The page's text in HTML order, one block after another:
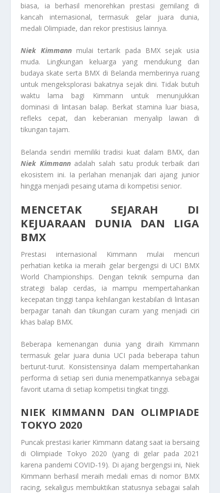
biasa, ia berhasil menorehkan prestasi gemilang di
kancah internasional, termasuk gelar juara dunia,
medali Olimpiade, dan rekor prestisius lainnya.
Niek Kimmannmulai tertarik pada BMX sejak usia
muda. Lingkungan keluarga yang mendukung dan
budaya skate serta BMX di Belanda memberinya ruang
untuk mengeksplorasi bakatnya sejak dini. Tidak butuh
waktu lama bagi Kimmann untuk menunjukkan
dominasi di lintasan balap. Berkat stamina luar biasa,
refleks cepat, dan keberanian menyalip lawan di
tikungan tajam.
Belanda sendiri memiliki tradisi kuat dalam BMX, dan
Niek Kimmannadalah salah satu produk terbaik dari
ekosistem ini. Ia perlahan menanjak dari ajang junior
hingga menjadi pesaing utama di kompetisi senior.
MENCETAK SEJARAH DI
KEJUARAAN DUNIA DAN LIGA
BMX
Prestasi internasional Kimmann mulai mencuri
perhatian ketika ia meraih gelar bergengsi di UCI BMX
World Championships. Dengan teknik sempurna dan
strategi balap cerdas, ia mampu mempertahankan
kecepatan tinggi tanpa kehilangan kestabilan di lintasan
berpagar tanah dan tikungan curam yang menjadi ciri
khas balap BMX.
Beberapa kemenangan dunia yang diraih Kimmann
termasuk gelar juara dunia UCI pada beberapa tahun
berturut-turut. Konsistensinya dalam mempertahankan
performa di setiap seri dunia menempatkannya sebagai
favorit utama di setiap kompetisi tingkat tinggi.
NIEK KIMMANN DAN OLIMPIADE
TOKYO 2020
Puncak prestasi karier Kimmann datang saat ia bersaing
di Olimpiade Tokyo 2020 (yang di gelar pada 2021
karena pandemi COVID‑19). Di ajang bergengsi ini, Niek
Kimmann berhasil meraih medali emas di nomor BMX
racing, sekaligus membuktikan statusnya sebagai salah